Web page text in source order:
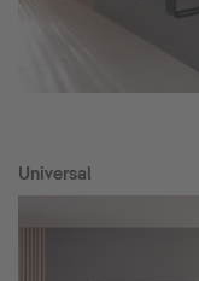
Universal